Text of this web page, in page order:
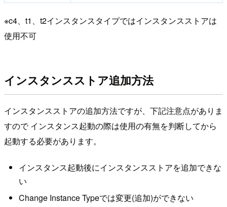
※c4、t1、t2インスタンスタイプではインスタンスストアは
使用不可
インスタンスストア追加方法
インスタンスストアの追加方法ですが、下記注意点がありま
すので インスタンス起動の際は使用の有無を判断してから
起動する必要があります。
インスタンス起動後にインスタンスストアを追加できな
い
Change Instance Typeでは変更(追加)ができない